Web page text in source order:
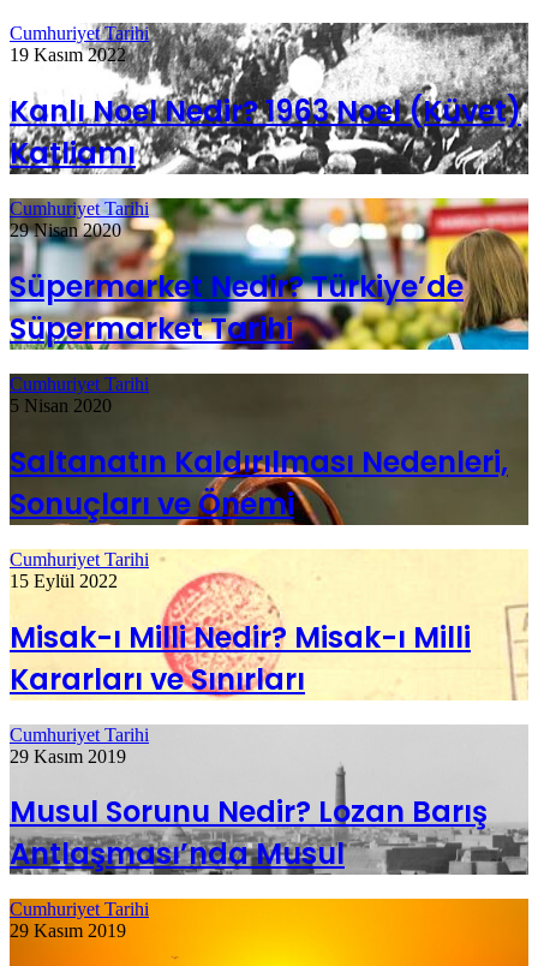
Cumhuriyet Tarihi
19 Kasım 2022
Kanlı Noel Nedir? 1963 Noel (Küvet)
Katliamı
Cumhuriyet Tarihi
29 Nisan 2020
Süpermarket Nedir? Türkiye’de
Süpermarket Tarihi
Cumhuriyet Tarihi
5 Nisan 2020
Saltanatın Kaldırılması Nedenleri,
Sonuçları ve Önemi
Cumhuriyet Tarihi
15 Eylül 2022
Misak-ı Milli Nedir? Misak-ı Milli
Kararları ve Sınırları
Cumhuriyet Tarihi
29 Kasım 2019
Musul Sorunu Nedir? Lozan Barış
Antlaşması’nda Musul
Cumhuriyet Tarihi
29 Kasım 2019